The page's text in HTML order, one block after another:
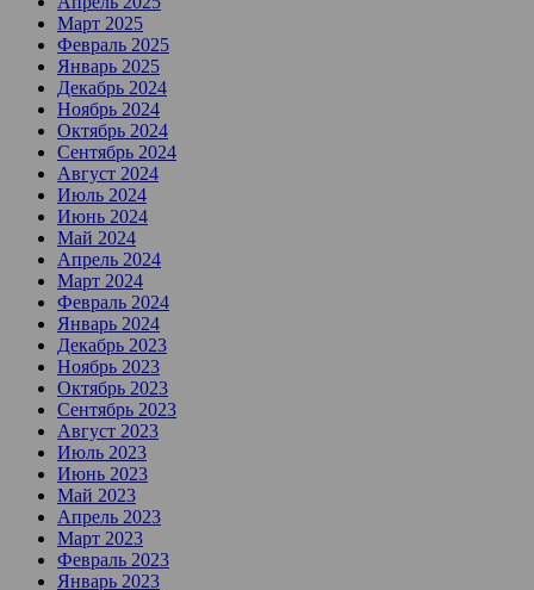
Март 2025
Февраль 2025
Январь 2025
Декабрь 2024
Ноябрь 2024
Октябрь 2024
Сентябрь 2024
Август 2024
Июль 2024
Июнь 2024
Май 2024
Апрель 2024
Март 2024
Февраль 2024
Январь 2024
Декабрь 2023
Ноябрь 2023
Октябрь 2023
Сентябрь 2023
Август 2023
Июль 2023
Июнь 2023
Май 2023
Апрель 2023
Март 2023
Февраль 2023
Январь 2023